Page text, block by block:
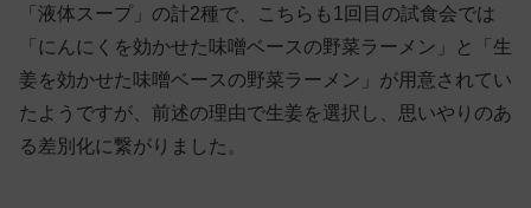
「液体スープ」の計2種で、こちらも1回目の試食会では
「にんにくを効かせた味噌ベースの野菜ラーメン」と「生
姜を効かせた味噌ベースの野菜ラーメン」が用意されてい
たようですが、前述の理由で生姜を選択し、思いやりのあ
る差別化に繋がりました。